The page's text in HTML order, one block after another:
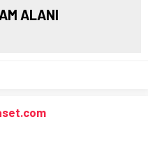
ALANI